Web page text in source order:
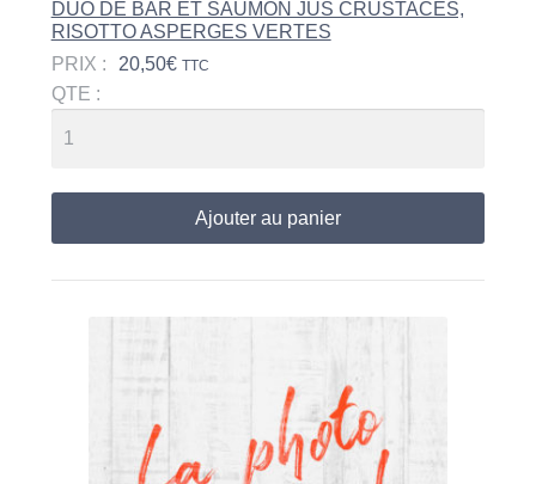
DUO DE BAR ET SAUMON JUS CRUSTACES,
RISOTTO ASPERGES VERTES
PRIX :
20,50€ TTC
QTE :
Ajouter au panier